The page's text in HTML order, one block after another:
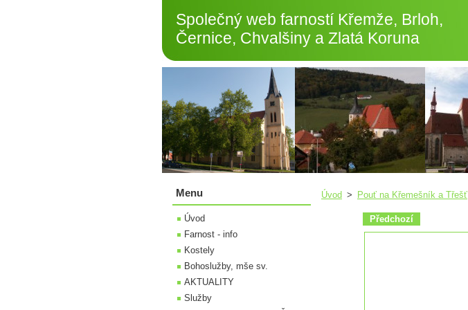
Společný web farností Křemže, Brloh,
Černice, Chvalšiny a Zlatá Koruna
Úvod > Pouť na Křemešník a Třešť
Předchozí
Menu
Úvod
Farnost - info
Kostely
Bohoslužby, mše sv.
AKTUALITY
Služby